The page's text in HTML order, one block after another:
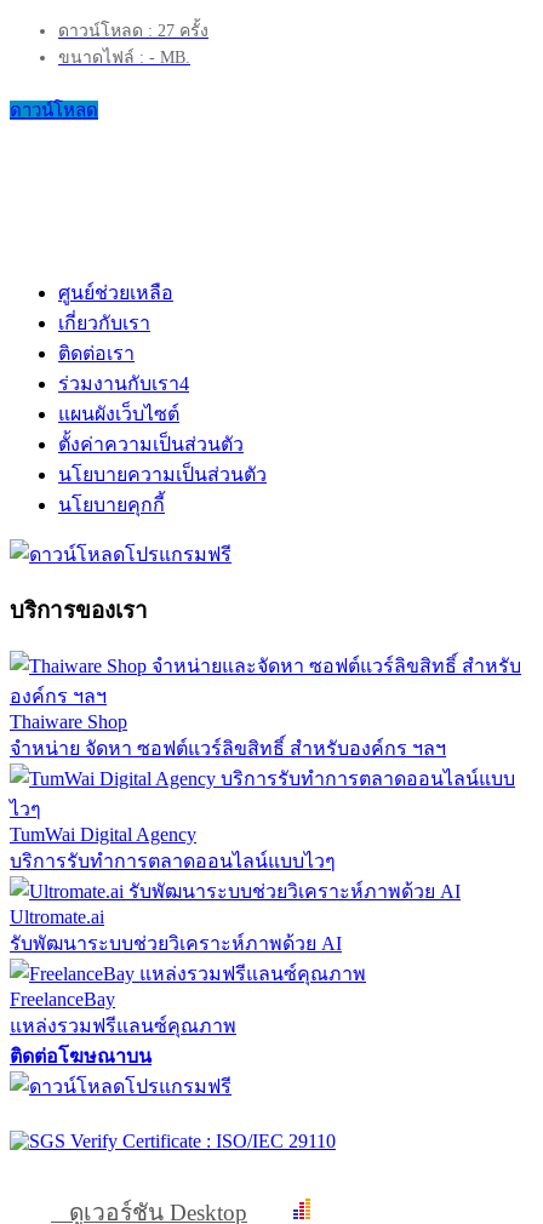
ดาวน์โหลด : 27 ครั้ง
ขนาดไฟล์ : - MB.
ดาวน์โหลด
ศูนย์ช่วยเหลือ
เกี่ยวกับเรา
ติดต่อเรา
ร่วมงานกับเรา4
แผนผังเว็บไซต์
ตั้งค่าความเป็นส่วนตัว
นโยบายความเป็นส่วนตัว
นโยบายคุกกี้
บริการของเรา
Thaiware Shop
จำหน่าย จัดหา ซอฟต์แวร์ลิขสิทธิ์ สำหรับองค์กร ฯลฯ
TumWai Digital Agency
บริการรับทำการตลาดออนไลน์แบบไวๆ
Ultromate.ai
รับพัฒนาระบบช่วยวิเคราะห์ภาพด้วย AI
FreelanceBay
แหล่งรวมฟรีแลนซ์คุณภาพ
ติดต่อโฆษณาบน
ดูเวอร์ชัน Desktop